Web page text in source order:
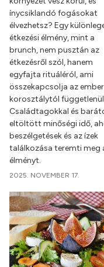
ínycsiklandó fogásokat
élvezhetsz? Egy
étkezési élmény, mint a
brunch, nem pusztán az
étkezésről szól, hanem
egyfajta rituáléról, ami
összekapcsolja az
korosztálytól
Családtagokkal és
eltöltött minőségi idő,
beszélgetések és az ízek
találkozása teremti meg
élményt.
2025. NOVEMBER 17.